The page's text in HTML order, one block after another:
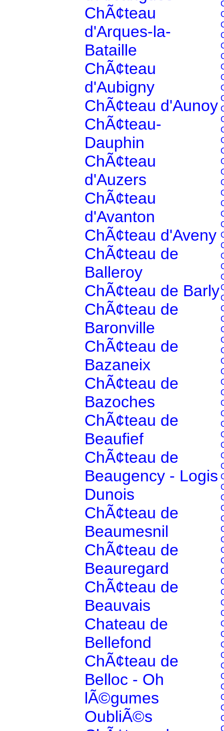
ChÃ¢teau
d'Arques-la-
Bataille
ChÃ¢teau
d'Aubigny
ChÃ¢teau d'Aunoy
ChÃ¢teau-
Dauphin
ChÃ¢teau
d'Auzers
ChÃ¢teau
d'Avanton
ChÃ¢teau d'Aveny
ChÃ¢teau de
Balleroy
ChÃ¢teau de Barly
ChÃ¢teau de
Baronville
ChÃ¢teau de
Bazaneix
ChÃ¢teau de
Bazoches
ChÃ¢teau de
Beaufief
ChÃ¢teau de
Beaugency - Logis
Dunois
ChÃ¢teau de
Beaumesnil
ChÃ¢teau de
Beauregard
ChÃ¢teau de
Beauvais
Chateau de
Bellefond
ChÃ¢teau de
Belloc - Oh
lÃ©gumes
OubliÃ©s